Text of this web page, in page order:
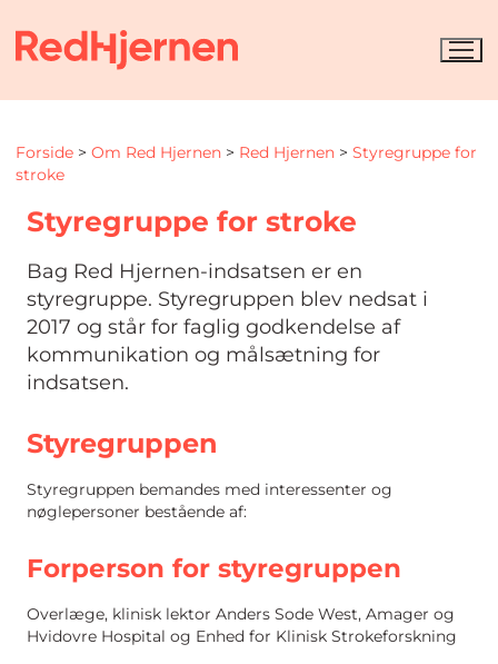
Forside > Om Red Hjernen > Red Hjernen > Styregruppe for
stroke
Styregruppe for stroke
Bag Red Hjernen-indsatsen er en
styregruppe. Styregruppen blev nedsat i
2017 og står for faglig godkendelse af
kommunikation og målsætning for
indsatsen.
Styregruppen
Styregruppen bemandes med interessenter og
nøglepersoner bestående af:
Forperson for styregruppen
Overlæge, klinisk lektor Anders Sode West, Amager og
Hvidovre Hospital og Enhed for Klinisk Strokeforskning